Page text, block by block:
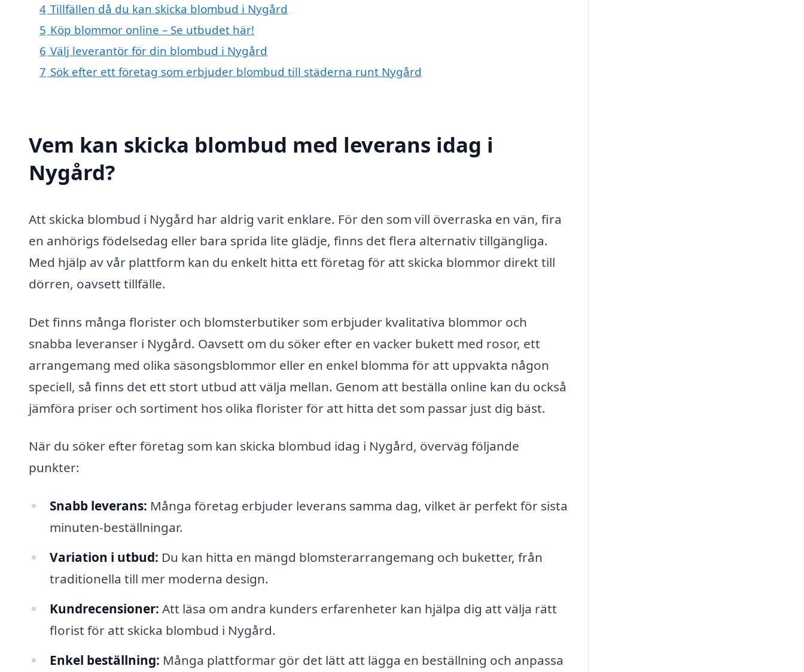
4 Tillfällen då du kan skicka blombud i Nygård
5 Köp blommor online – Se utbudet här!
6 Välj leverantör för din blombud i Nygård
7 Sök efter ett företag som erbjuder blombud till städerna runt Nygård
Vem kan skicka blombud med leverans idag i
Nygård?
Att skicka blombud i Nygård har aldrig varit enklare. För den som vill överraska en vän, fira
en anhörigs födelsedag eller bara sprida lite glädje, finns det flera alternativ tillgängliga.
Med hjälp av vår plattform kan du enkelt hitta ett företag för att skicka blommor direkt till
dörren, oavsett tillfälle.
Det finns många florister och blomsterbutiker som erbjuder kvalitativa blommor och
snabba leveranser i Nygård. Oavsett om du söker efter en vacker bukett med rosor, ett
arrangemang med olika säsongsblommor eller en enkel blomma för att uppvakta någon
speciell, så finns det ett stort utbud att välja mellan. Genom att beställa online kan du också
jämföra priser och sortiment hos olika florister för att hitta det som passar just dig bäst.
När du söker efter företag som kan skicka blombud idag i Nygård, överväg följande
punkter:
Snabb leverans: Många företag erbjuder leverans samma dag, vilket är perfekt för sista
minuten-beställningar.
Variation i utbud: Du kan hitta en mängd blomsterarrangemang och buketter, från
traditionella till mer moderna design.
Kundrecensioner: Att läsa om andra kunders erfarenheter kan hjälpa dig att välja rätt
florist för att skicka blombud i Nygård.
Enkel beställning: Många plattformar gör det lätt att lägga en beställning och anpassa